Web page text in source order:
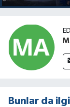
Bunlar da